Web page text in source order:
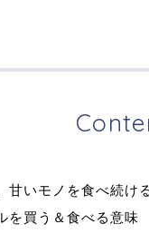
甘いモノを食べ続け
を買う＆食べる意味